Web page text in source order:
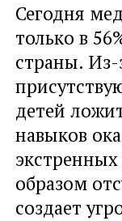
Сегодня
только в
страны. Из-
детей
навыков
образом
создает